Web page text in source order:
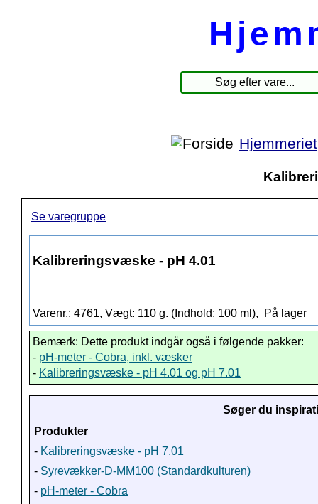
Hjemmeriet
Se varegruppe
Kalibreringsvæske - pH 4.01
Varenr.: 4761, Vægt: 110 g. (Indhold: 100 ml), På lager
Bemærk: Dette produkt indgår også i følgende pakker:
- pH-meter - Cobra, inkl. væsker
- Kalibreringsvæske - pH 4.01 og pH 7.01
Søger du
Produkter
- Kalibreringsvæske - pH 7.01
- Syrevækker-D-MM100 (Standardkulturen)
- pH-meter - Cobra